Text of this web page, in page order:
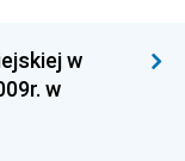
w
w